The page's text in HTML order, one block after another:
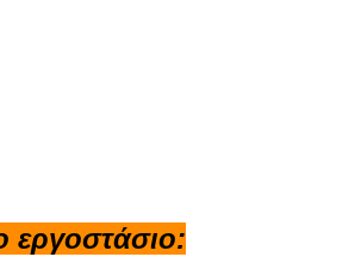
εργοστάσιο: